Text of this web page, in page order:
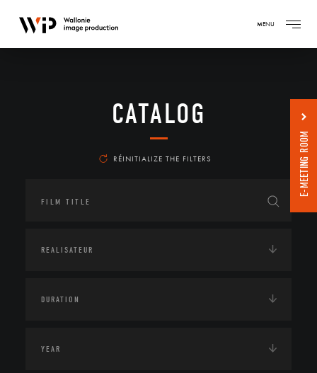
MENU
CATALOG
RÉINITIALIZE THE FILTERS E-MEETING ROOM